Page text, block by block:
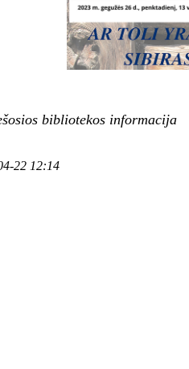
bibliotekos informacija
22 12:14